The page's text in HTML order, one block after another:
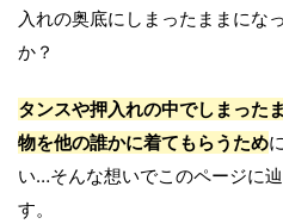
入れの奥底にしまったままにな
か？
タンスや押入れの中でしまった
物を他の誰かに着てもらうため
い…そんな想いでこのページに
す。